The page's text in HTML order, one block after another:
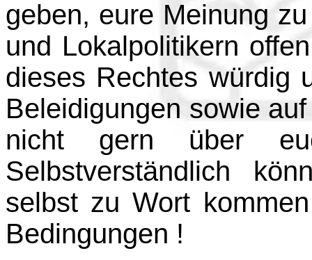
geben, eure Meinung
und Lokalpolitikern
dieses Rechtes würdig
Beleidigungen sowie
nicht gern über
Selbstverständlich
selbst zu Wort
Bedingungen !